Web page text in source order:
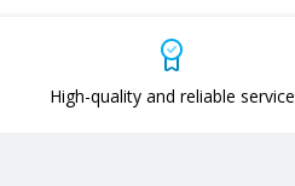
High-quality and reliable service